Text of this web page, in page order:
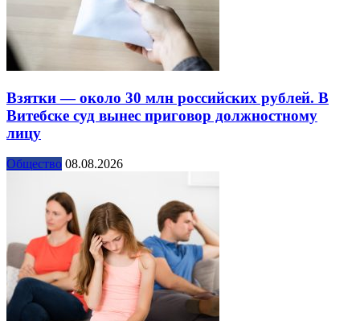
Взятки — около 30 млн российских рублей. В
Витебске суд вынес приговор должностному
лицу
Общество 08.08.2026